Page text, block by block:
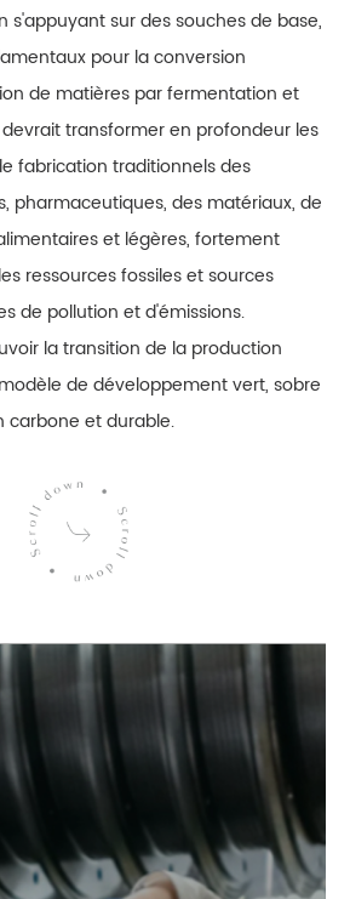
s'appuyant sur des souches de base,
pour la conversion
de matières par fermentation et
transformer en profondeur les
fabrication traditionnels des
pharmaceutiques, des matériaux, de
et légères, fortement
ressources fossiles et sources
de pollution et d'émissions.
la transition de la production
de développement vert, sobre
carbone et durable.